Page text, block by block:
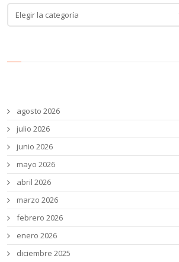
Categoría
de
noticias
agosto 2026
julio 2026
junio 2026
mayo 2026
abril 2026
marzo 2026
febrero 2026
enero 2026
diciembre 2025